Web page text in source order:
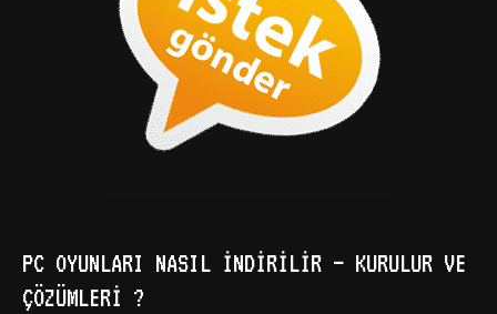
PC OYUNLARI NASIL İNDIRILIR – KURULUR VE
ÇÖZÜMLERI ?